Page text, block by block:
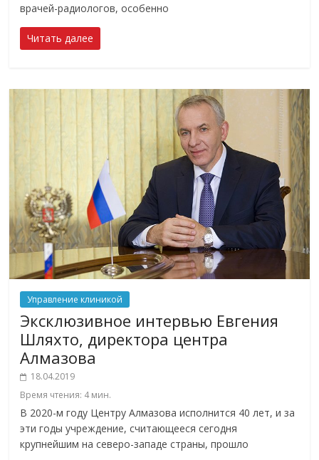
врачей-радиологов, особенно
Читать далее
Управление клиникой
Эксклюзивное интервью Евгения
Шляхто, директора центра
Алмазова
18.04.2019
Время чтения: 4 мин.
В 2020-м году Центру Алмазова исполнится 40 лет, и за
эти годы учреждение, считающееся сегодня
крупнейшим на северо-западе страны, прошло